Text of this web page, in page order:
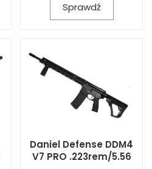
Sprawdź
Daniel Defense DDM4
V7 PRO .223rem/5.56